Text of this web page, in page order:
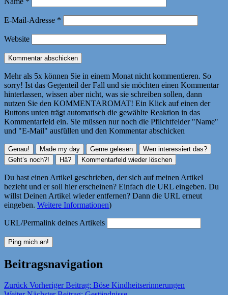
E-Mail-Adresse *
Website
Mehr als 5x können Sie in einem Monat nicht kommentieren. So
sorry! Ist das Gegenteil der Fall und sie möchten einen Kommentar
hinterlassen, wissen aber nicht, was sie schreiben sollen, dann
nutzen Sie den KOMMENTAROMAT! Ein Klick auf einen der
Buttons unten trägt automatisch die gewählte Reaktion in das
Kommentarfeld ein. Sie müssen nur noch die Pflichtfelder "Name"
und "E-Mail" ausfüllen und den Kommentar abschicken
Du hast einen Artikel geschrieben, der sich auf meinen Artikel
bezieht und er soll hier erscheinen? Einfach die URL eingeben. Du
willst Deinen Artikel wieder entfernen? Dann die URL erneut
eingeben. Weitere Informationen)
URL/Permalink deines Artikels
Beitragsnavigation
Zurück Vorheriger Beitrag: Böse Kindheitserinnerungen